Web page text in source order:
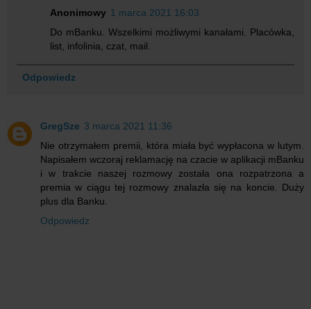
Anonimowy 1 marca 2021 16:03
Do mBanku. Wszelkimi możliwymi kanałami. Placówka,
list, infolinia, czat, mail.
Odpowiedz
GregSze 3 marca 2021 11:36
Nie otrzymałem premii, która miała być wypłacona w lutym.
Napisałem wczoraj reklamację na czacie w aplikacji mBanku
i w trakcie naszej rozmowy została ona rozpatrzona a
premia w ciągu tej rozmowy znalazła się na koncie. Duży
plus dla Banku.
Odpowiedz